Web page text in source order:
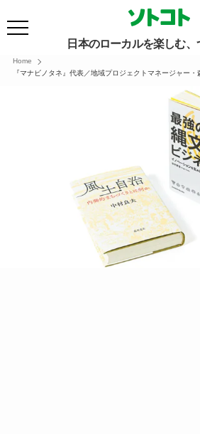
日本のローカルを楽しむ、
Home
『マナビノタネ』代表／地域プロジェクトマネージャー